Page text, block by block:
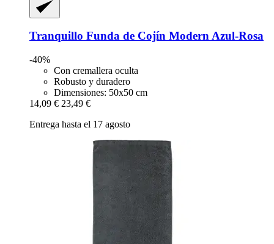
Tranquillo Funda de Cojín Modern Azul-​Rosa
-40%
Con cremallera oculta
Robusto y duradero
Dimensiones: 50x50 cm
14,09 € 23,49 €
Entrega hasta el 17 agosto